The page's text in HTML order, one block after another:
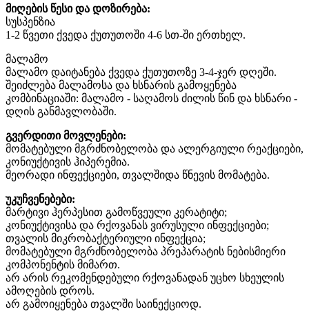
მიღების წესი და დოზირება:
სუსპენზია
1-2 წვეთი ქვედა ქუთუთოში 4-6 სთ-ში ერთხელ.
მალამო
მალამო დაიტანება ქვედა ქუთუთოზე 3-4-ჯერ დღეში.
შეიძლება მალამოსა და ხსნარის გამოყენება
კომბინაციაში: მალამო - საღამოს ძილის წინ და ხსნარი -
დღის განმავლობაში.
გვერდითი მოვლენები:
მომატებული მგრძნობელობა და ალერგიული რეაქციები,
კონიუქტივის ჰიპერემია.
მეორადი ინფექციები, თვალშიდა წნევის მომატება.
უკუჩვენებები:
მარტივი ჰერპესით გამოწვეული კერატიტი;
კონიუქტივისა და რქოვანას ვირუსული ინფექციები;
თვალის მიკრობაქტერიული ინფექცია;
მომატებული მგრძნობელობა პრეპარატის ნებისმიერი
კომპონენტის მიმართ.
არ არის რეკომენდებული რქოვანადან უცხო სხეულის
ამოღების დროს.
არ გამოიყენება თვალში საინექციოდ.